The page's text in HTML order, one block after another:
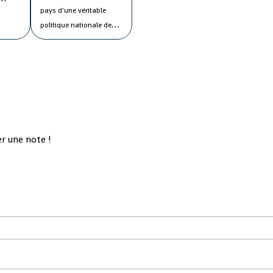
pays d'une véritable
politique nationale de
l'eau afin de maîtriser
Talibé Sylla, a estimé lors
milliards de m3 par an,
une note !